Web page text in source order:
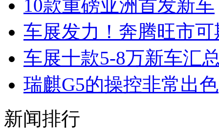
10款重磅亚洲首发新车
车展发力！奔腾旺市可
车展十款5-8万新车汇
瑞麒G5的操控非常出色
新闻排行